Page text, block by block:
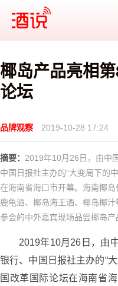
酒说
椰岛产品亮相
论坛
品牌观察 2019-10-28 17:24
摘要： 2019年10月26日，由中
中国日报社主办的“大变局下
在海南省海口市开幕。海南椰
鹿龟酒、椰岛海王酒、椰岛椰汁
参会的中外嘉宾现场品尝椰岛产
2019年10月26日，由
银行、中国日报社主办的“
国改革国际论坛在海南省